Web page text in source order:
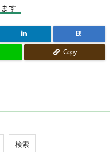
す
B!
Copy
検索